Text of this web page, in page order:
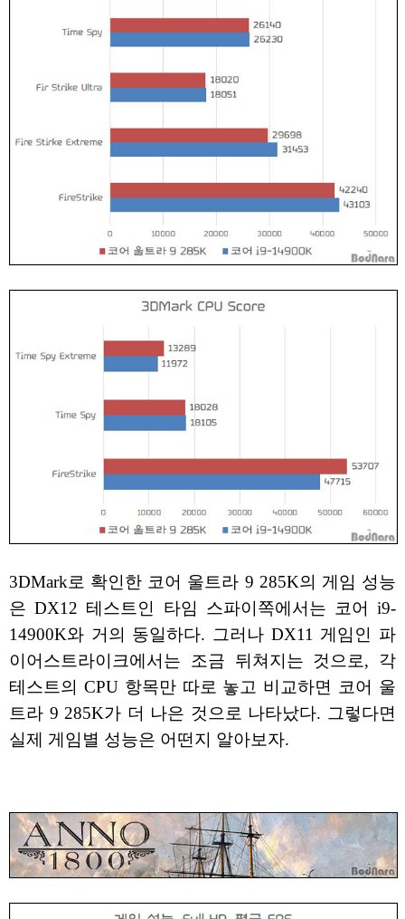
3DMark로 확인한 코어 울트라 9 285K의 게임 성능
은 DX12 테스트인 타임 스파이쪽에서는 코어 i9-
14900K와 거의 동일하다. 그러나 DX11 게임인 파
이어스트라이크에서는 조금 뒤쳐지는 것으로, 각
테스트의 CPU 항목만 따로 놓고 비교하면 코어 울
트라 9 285K가 더 나은 것으로 나타났다. 그렇다면
실제 게임별 성능은 어떤지 알아보자.